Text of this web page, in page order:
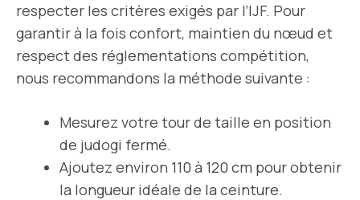
respecter les critères exigés par l’IJF. Pour
garantir à la fois confort, maintien du nœud et
respect des réglementations compétition,
nous recommandons la méthode suivante :
Mesurez votre tour de taille en position
de judogi fermé.
Ajoutez environ 110 à 120 cm pour obtenir
la longueur idéale de la ceinture.